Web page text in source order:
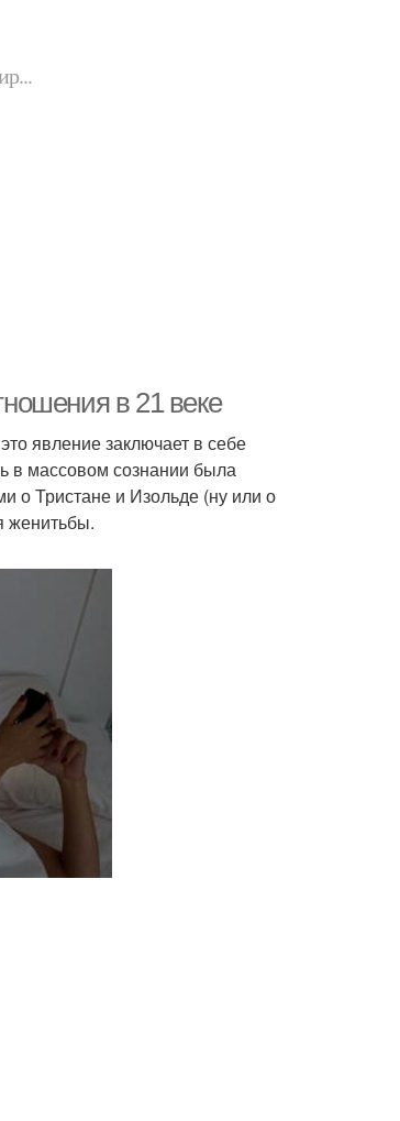
в 21 веке
явление заключает в себе
в массовом сознании была
о Тристане и Изольде (ну или о
женитьбы.